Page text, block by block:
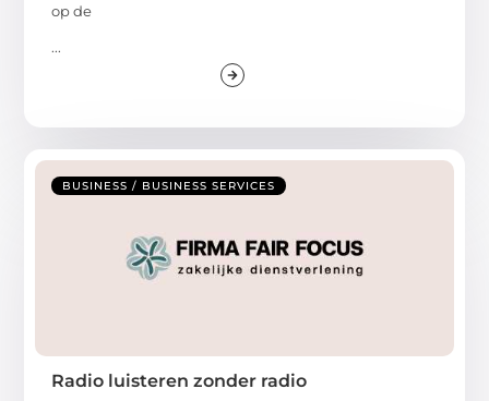
op de
...
BUSINESS / BUSINESS SERVICES
Radio luisteren zonder radio